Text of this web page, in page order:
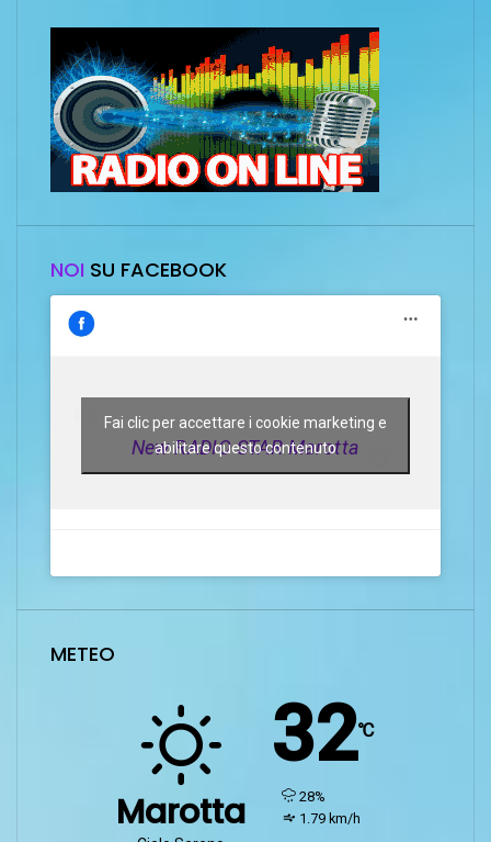
NOI SU FACEBOOK
New RADIO STAR Marotta
Fai clic per accettare i cookie marketing e
abilitare questo contenuto
METEO
Marotta
32℃
humidity:
28%
wind:
1.79 km/h